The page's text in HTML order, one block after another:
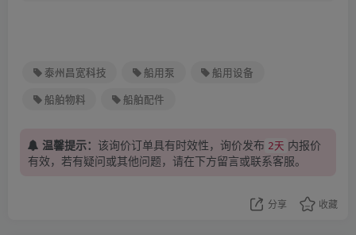
泰州昌宽科技 船用泵
船用设备
船舶物料
船舶配件
温馨提示： 该询价订单具有时效性，询价发布 2天 内报价
有效，若有疑问或其他问题，请在下方留言或联系客服。
分享 收藏